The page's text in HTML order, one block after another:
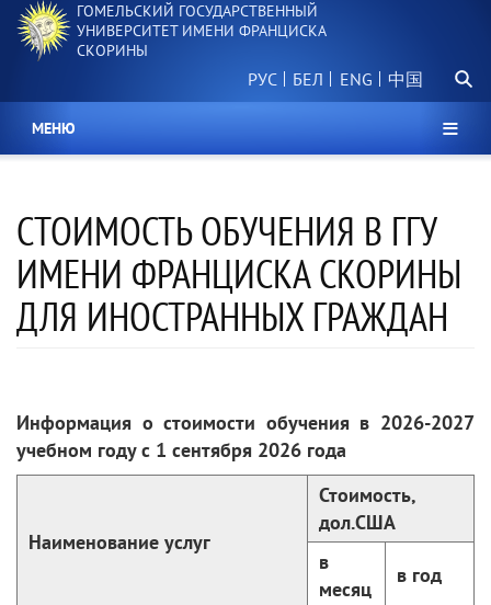
Перейти
основному
ГОМЕЛЬСКИЙ ГОСУДАРСТВЕННЫЙ
УНИВЕРСИТЕТ ИМЕНИ ФРАНЦИСКА
СКОРИНЫ
РУС БЕЛ 中国
МЕНЮ
CТОИМОСТЬ ОБУЧЕНИЯ В ГГУ
ИМЕНИ ФРАНЦИСКА СКОРИНЫ
ДЛЯ ИНОСТРАННЫХ ГРАЖДАН
Информация о стоимости обучения в 2026-2027
учебном году с 1 сентября 2026 года
Наименование услуг
Стоимость,
дол.США
в
месяц
в год